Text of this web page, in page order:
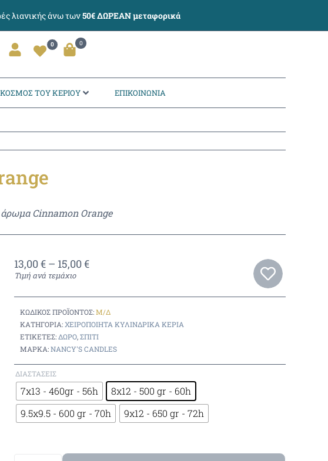
λιανικής άνω των50€ ΔΩΡΕΑΝ μεταφορικά
0 0
ΤΟΥ ΚΕΡΙΟΥ ΕΠΙΚΟΙΝΩΝΙΑ
Cinnamon Orange
13,00€ – 15,00€
Τιμή ανά τεμάχιο
ΚΩΔΙΚΌΣ ΠΡΟΪΌΝΤΟΣ:Μ/Δ
ΚΑΤΗΓΟΡΊΑ:ΧΕΙΡΟΠΟΊΗΤΑ ΚΥΛΙΝΔΡΙΚΆ ΚΕΡΙΆ
ΕΤΙΚΈΤΕΣ:ΔΏΡΟ,ΣΠΊΤΙ
ΜΆΡΚΑ:NANCY'S CANDLES
ΔΙΑΣΤΆΣΕΙΣ
7x13 - 460gr - 56h
8x12 - 500 gr - 60h
9.5x9.5 - 600 gr - 70h
9x12 - 650 gr - 72h